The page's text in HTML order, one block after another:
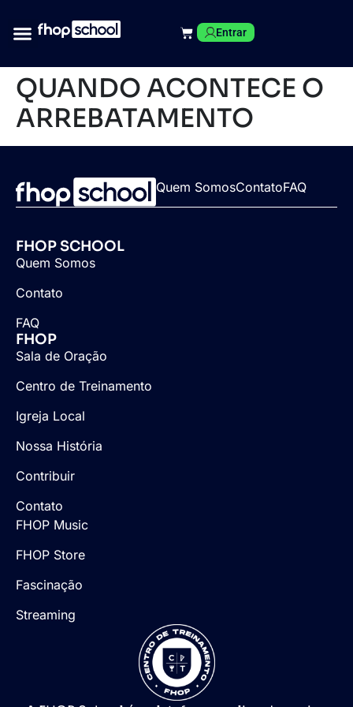
Entrar
QUANDO ACONTECE O
ARREBATAMENTO
Quem SomosContatoFAQ
FHOP SCHOOL
Quem Somos
Contato
FAQ
FHOP
Sala de Oração
Centro de Treinamento
Igreja Local
Nossa História
Contribuir
Contato
FHOP Music
FHOP Store
Fascinação
Streaming